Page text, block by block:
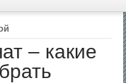
– какие